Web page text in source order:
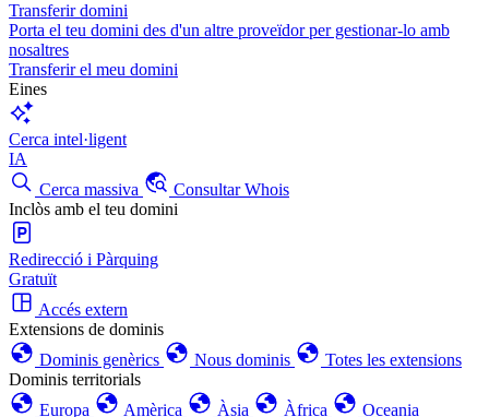
Transferir domini
Porta el teu domini des d'un altre proveïdor per gestionar-lo amb
nosaltres
Transferir el meu domini
Eines
Cerca intel·ligent
IA
Cerca massiva
Consultar Whois
Inclòs amb el teu domini
Redirecció i Pàrquing
Gratuït
Accés extern
Extensions de dominis
Dominis genèrics
Nous dominis
Totes les extensions
Dominis territorials
Europa
Amèrica Àsia Àfrica
Oceania